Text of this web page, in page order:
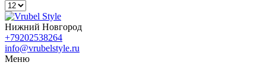
Нижний Новгород
+79202538264
info@vrubelstyle.ru
Меню